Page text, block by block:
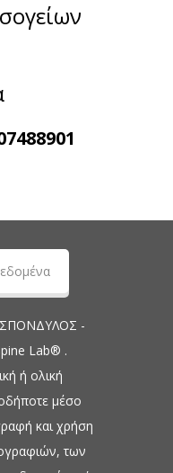
ΣΠΟΝΔΥΛΟΣ -
Lab® .
ή ολική
μέσο
και χρήση
των